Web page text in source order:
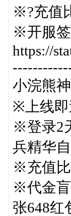
※?充值
※开服
https://
小浣熊
※上线即
※登录2
兵精华
※充值比
※代金盲
张648红